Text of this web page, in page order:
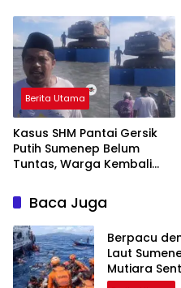
Lengkapnya
Berita Utama
Kasus SHM Pantai Gersik
Putih Sumenep Belum
Tuntas, Warga Kembali
Baca Juga
Berpacu
Laut
Mutiara